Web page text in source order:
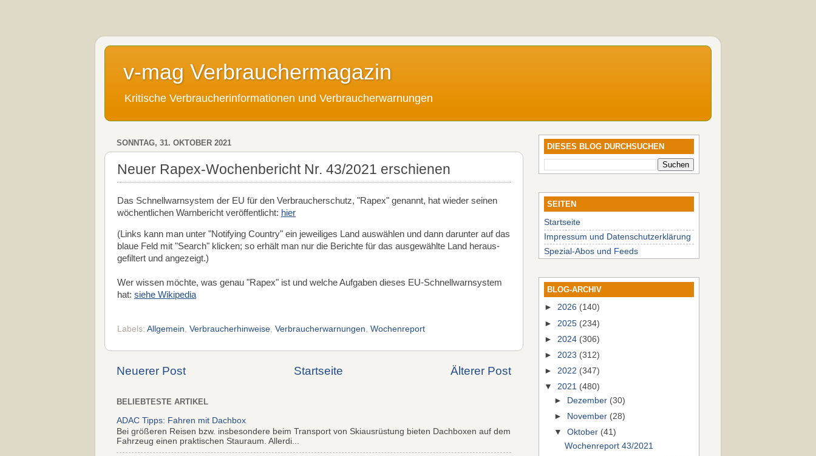
v-mag Verbrauchermagazin
Kritische Verbraucherinformationen und Verbraucherwarnungen
SONNTAG, 31. OKTOBER 2021
Neuer Rapex-Wochenbericht Nr. 43/2021 erschienen
Das Schnellwarnsystem der EU für den Verbraucherschutz, "Rapex" genannt, hat wieder seinen
wöchentlichen Warnbericht veröffentlicht: hier
(Links kann man unter "Notifying Country" ein jeweiliges Land auswählen und dann darunter auf das
blaue Feld mit "Search" klicken; so erhält man nur die Berichte für das ausgewählte Land heraus-
gefiltert und angezeigt.)
Wer wissen möchte, was genau "Rapex" ist und welche Aufgaben dieses EU-Schnellwarnsystem
hat: siehe Wikipedia
Labels: Allgemein Verbraucherhinweise Verbraucherwarnungen Wochenreport
Neuerer Post Älterer Post
Startseite
BELIEBTESTE ARTIKEL
ADAC Tipps: Fahren mit Dachbox
Bei größeren Reisen bzw. insbesondere beim Transport von Skiausrüstung bieten Dachboxen auf dem
Fahrzeug einen praktischen Stauraum. Allerdi...
DIESES BLOG DURCHSUCHEN
SEITEN
Startseite
Impressum und Datenschutzerklärung
Spezial-Abos und Feeds
BLOG-ARCHIV
► 2026 (140)
► 2025 (234)
► 2024 (306)
► 2023 (312)
► 2022 (347)
▼ 2021 (480)
►
Dezember (30)
►
November (28)
▼Oktober (41)
Wochenreport 43/2021